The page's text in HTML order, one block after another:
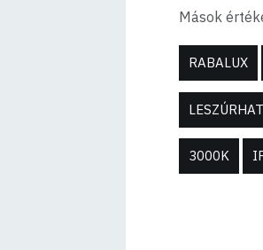
Mások
RABALUX
3000K